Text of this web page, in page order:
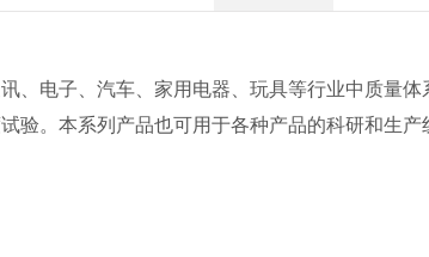
、电子、汽车、家用电器、玩具等行业中质量
验。本系列产品也可用于各种产品的科研和生